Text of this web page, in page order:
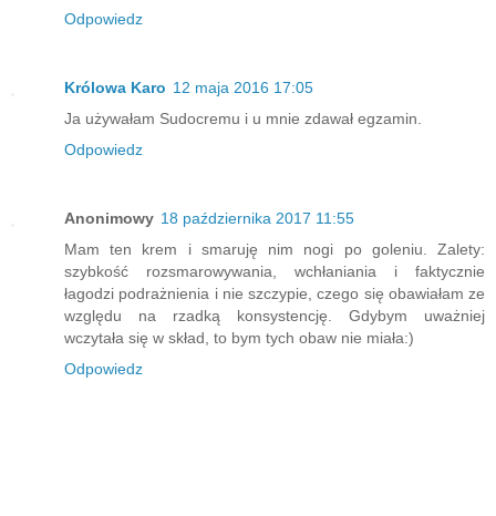
Odpowiedz
Królowa Karo 12 maja 2016 17:05
Ja używałam Sudocremu i u mnie zdawał egzamin.
Odpowiedz
Anonimowy 18 października 2017 11:55
Mam ten krem i smaruję nim nogi po goleniu. Zalety:
szybkość rozsmarowywania, wchłaniania i faktycznie
łagodzi podrażnienia i nie szczypie, czego się obawiałam ze
względu na rzadką konsystencję. Gdybym uważniej
wczytała się w skład, to bym tych obaw nie miała:)
Odpowiedz